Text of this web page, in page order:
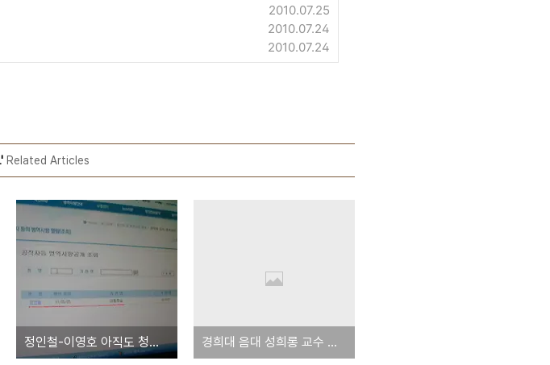
2010.07.25
2010.07.24
2010.07.24
Related Articles
정인철-이영호 아직도 청와대 근무 ? - 병무청엔 '대통령실 비서관' 경희대 음대 성희롱 교수 누구 - 트럼펫을 잘 분다나